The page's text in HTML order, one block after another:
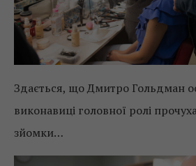
Здається, що Дмитро Гольдман
виконавиці головної ролі
зйомки…